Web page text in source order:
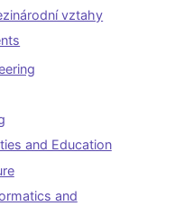
vztahy
and Education
and